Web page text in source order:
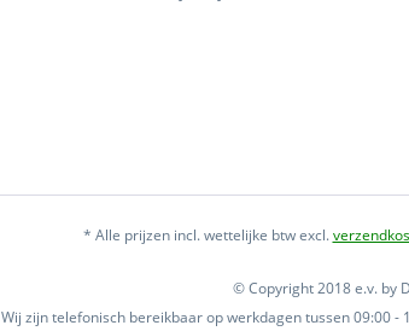
* Alle prijzen incl. wettelijke btw excl.
© Copyright 2018 e.v. by
Wij zijn telefonisch bereikbaar op werkdagen tussen 09:00